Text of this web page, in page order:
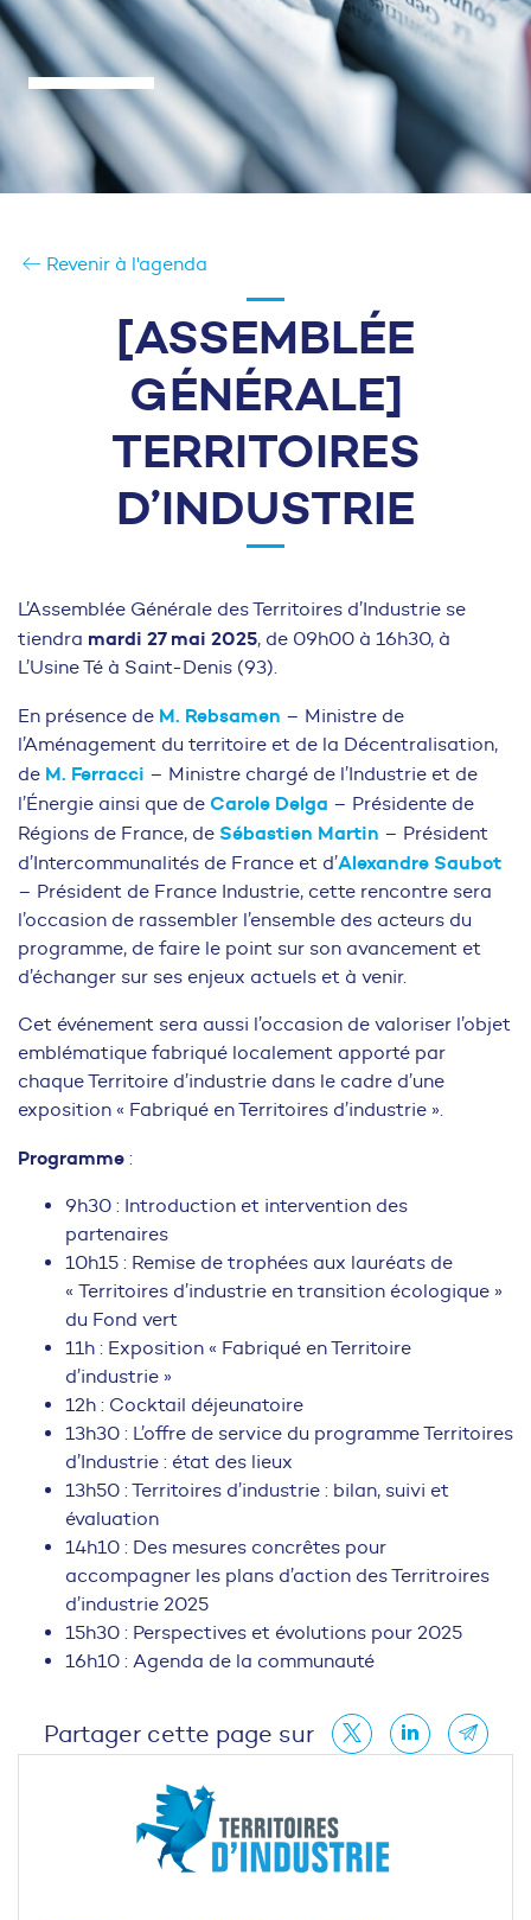
Revenir à l'agenda
[ASSEMBLÉE
GÉNÉRALE]
TERRITOIRES
D’INDUSTRIE
L’Assemblée Générale des Territoires d’Industrie se
tiendra mardi 27 mai 2025, de 09h00 à 16h30, à
L’Usine Té à Saint-Denis (93).
En présence de M. Rebsamen – Ministre de
l’Aménagement du territoire et de la Décentralisation,
de M. Ferracci – Ministre chargé de l’Industrie et de
l’Énergie ainsi que de Carole Delga – Présidente de
Régions de France, de Sébastien Martin – Président
d’Intercommunalités de France et d’Alexandre Saubot
– Président de France Industrie, cette rencontre sera
l’occasion de rassembler l’ensemble des acteurs du
programme, de faire le point sur son avancement et
d’échanger sur ses enjeux actuels et à venir.
Cet événement sera aussi l’occasion de valoriser l’objet
emblématique fabriqué localement apporté par
chaque Territoire d’industrie dans le cadre d’une
exposition « Fabriqué en Territoires d’industrie ».
Programme :
9h30 : Introduction et intervention des
partenaires
10h15 : Remise de trophées aux lauréats de
« Territoires d’industrie en transition écologique »
du Fond vert
11h : Exposition « Fabriqué en Territoire
d’industrie »
12h : Cocktail déjeunatoire
13h30 : L’offre de service du programme Territoires
d’Industrie : état des lieux
13h50 : Territoires d’industrie : bilan, suivi et
évaluation
14h10 : Des mesures concrêtes pour
accompagner les plans d’action des Territroires
d’industrie 2025
15h30 : Perspectives et évolutions pour 2025
16h10 : Agenda de la communauté
Partager cette page sur